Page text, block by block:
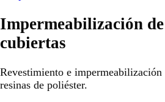
Impermeabilización
cubiertas
Revestimiento e
resinas de poliéster.